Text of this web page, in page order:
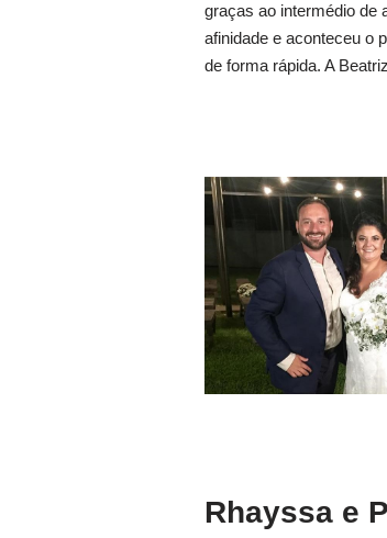
graças ao intermédio de
afinidade e aconteceu o
de forma rápida. A
Rhayssa e